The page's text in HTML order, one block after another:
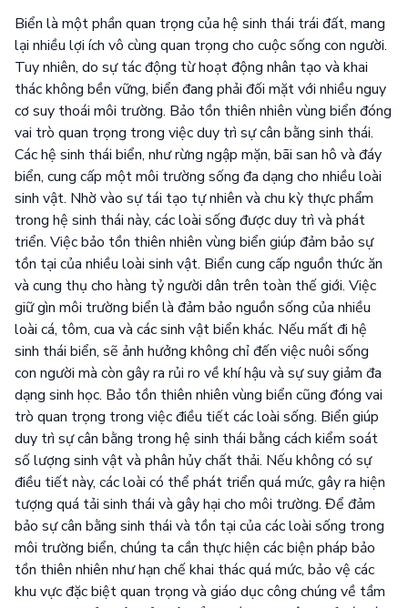
Biển là một phần quan trọng của hệ sinh thái trái đất, mang
lại nhiều lợi ích vô cùng quan trọng cho cuộc sống con người.
Tuy nhiên, do sự tác động từ hoạt động nhân tạo và khai
thác không bền vững, biển đang phải đối mặt với nhiều nguy
cơ suy thoái môi trường. Bảo tồn thiên nhiên vùng biển đóng
vai trò quan trọng trong việc duy trì sự cân bằng sinh thái.
Các hệ sinh thái biển, như rừng ngập mặn, bãi san hô và đáy
biển, cung cấp một môi trường sống đa dạng cho nhiều loài
sinh vật. Nhờ vào sự tái tạo tự nhiên và chu kỳ thực phẩm
trong hệ sinh thái này, các loài sống được duy trì và phát
triển. Việc bảo tồn thiên nhiên vùng biển giúp đảm bảo sự
tồn tại của nhiều loài sinh vật. Biển cung cấp nguồn thức ăn
và cung thụ cho hàng tỷ người dân trên toàn thế giới. Việc
giữ gìn môi trường biển là đảm bảo nguồn sống của nhiều
loài cá, tôm, cua và các sinh vật biển khác. Nếu mất đi hệ
sinh thái biển, sẽ ảnh hưởng không chỉ đến việc nuôi sống
con người mà còn gây ra rủi ro về khí hậu và sự suy giảm đa
dạng sinh học. Bảo tồn thiên nhiên vùng biển cũng đóng vai
trò quan trọng trong việc điều tiết các loài sống. Biển giúp
duy trì sự cân bằng trong hệ sinh thái bằng cách kiểm soát
số lượng sinh vật và phân hủy chất thải. Nếu không có sự
điều tiết này, các loài có thể phát triển quá mức, gây ra hiện
tượng quá tải sinh thái và gây hại cho môi trường. Để đảm
bảo sự cân bằng sinh thái và tồn tại của các loài sống trong
môi trường biển, chúng ta cần thực hiện các biện pháp bảo
tồn thiên nhiên như hạn chế khai thác quá mức, bảo vệ các
khu vực đặc biệt quan trọng và giáo dục công chúng về tầm